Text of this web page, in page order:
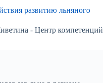
развитию льняного
- Центр компетенций